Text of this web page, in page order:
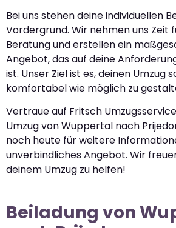
Bei uns stehen deine individuellen
Vordergrund. Wir nehmen uns Zeit
Beratung und erstellen ein
Angebot, das auf deine
ist. Unser Ziel ist es, deinen Umzug
komfortabel wie möglich zu
Vertraue auf Fritsch
Umzug von Wuppertal nach
noch heute für weitere
unverbindliches Angebot. Wir
deinem Umzug zu helfen!
Beiladung von